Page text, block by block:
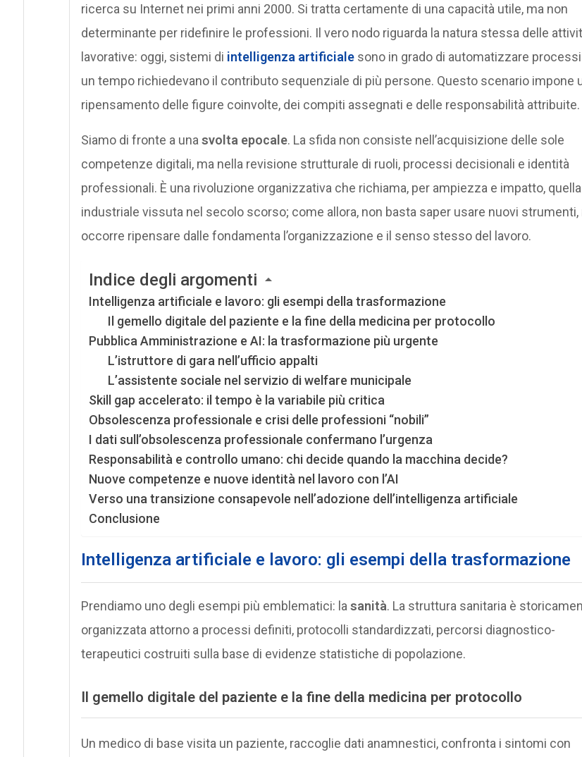
ricerca su Internet nei primi anni 2000. Si tratta certamente di una capacità utile, ma non
determinante per ridefinire le professioni. Il vero nodo riguarda la natura stessa delle
lavorative: oggi, sistemi di intelligenza artificialesono in grado di automatizzare
un tempo richiedevano il contributo sequenziale di più persone. Questo scenario impone
ripensamento delle figure coinvolte, dei compiti assegnati e delle responsabilità attribuite.
Siamo di fronte a una svolta epocale. La sfida non consiste nell’acquisizione delle sole
competenze digitali, ma nella revisione strutturale di ruoli, processi decisionali e identità
professionali. È una rivoluzione organizzativa che richiama, per ampiezza e impatto, quella
industriale vissuta nel secolo scorso; come allora, non basta saper usare nuovi strumenti,
occorre ripensare dalle fondamenta l’organizzazione e il senso stesso del lavoro.
Indice degli argomenti
Intelligenza artificiale e lavoro: gli esempi della trasformazione
Il gemello digitale del paziente e la fine della medicina per protocollo
Pubblica Amministrazione e AI: la trasformazione più urgente
L’istruttore di gara nell’ufficio appalti
L’assistente sociale nel servizio di welfare municipale
Skill gap accelerato: il tempo è la variabile più critica
Obsolescenza professionale e crisi delle professioni “nobili”
I dati sull’obsolescenza professionale confermano l’urgenza
Responsabilità e controllo umano: chi decide quando la macchina decide?
Nuove competenze e nuove identità nel lavoro con l’AI
Verso una transizione consapevole nell’adozione dell’intelligenza artificiale
Conclusione
Intelligenza artificiale e lavoro: gli esempi della trasformazione
Prendiamo uno degli esempi più emblematici: la sanità. La struttura sanitaria è
organizzata attorno a processi definiti, protocolli standardizzati, percorsi diagnostico-
terapeutici costruiti sulla base di evidenze statistiche di popolazione.
Il gemello digitale del paziente e la fine della medicina per protocollo
Un medico di base visita un paziente, raccoglie dati anamnestici, confronta i sintomi con